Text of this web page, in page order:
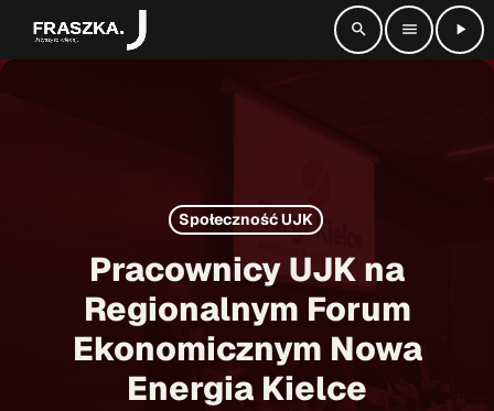
search menu
play_arrow
SŁUCHAJ NA ŻYWO
Radio Fraszka
Strona główna
Społeczność UJK
Pracownicy UJK na
Regionalnym Forum
Ekonomicznym Nowa
Energia Kielce